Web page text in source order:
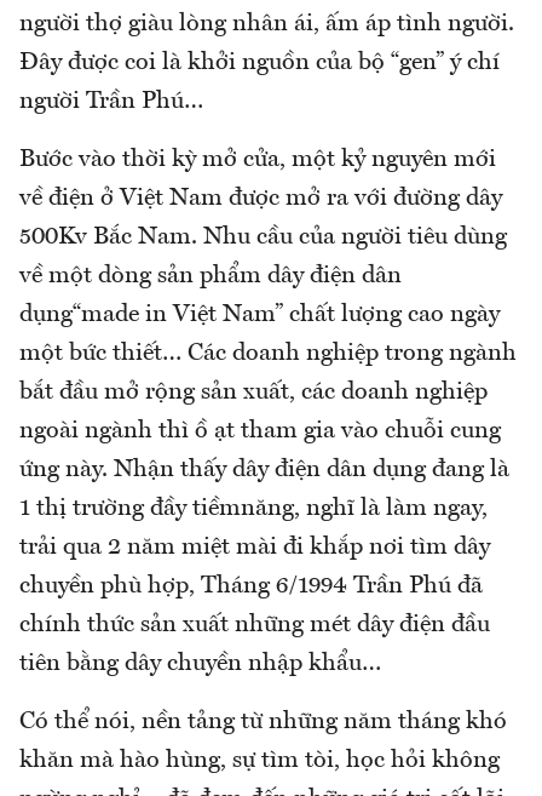
người thợ giàu lòng nhân ái, ấm áp tình người.
Đây được coi là khởi nguồn của bộ “gen” ý chí
người Trần Phú…
Bước vào thời kỳ mở cửa, một kỷ nguyên mới
về điện ở Việt Nam được mở ra với đường dây
500Kv Bắc Nam. Nhu cầu của người tiêu dùng
về một dòng sản phẩm dây điện dân
dụng“made in Việt Nam” chất lượng cao ngày
một bức thiết… Các doanh nghiệp trong ngành
bắt đầu mở rộng sản xuất, các doanh nghiệp
ngoài ngành thì ồ ạt tham gia vào chuỗi cung
ứng này. Nhận thấy dây điện dân dụng đang là
1 thị trường đầy tiềmnăng, nghĩ là làm ngay,
trải qua 2 năm miệt mài đi khắp nơi tìm dây
chuyền phù hợp, Tháng 6/1994 Trần Phú đã
chính thức sản xuất những mét dây điện đầu
tiên bằng dây chuyền nhập khẩu…
Có thể nói, nền tảng từ những năm tháng khó
khăn mà hào hùng, sự tìm tòi, học hỏi không